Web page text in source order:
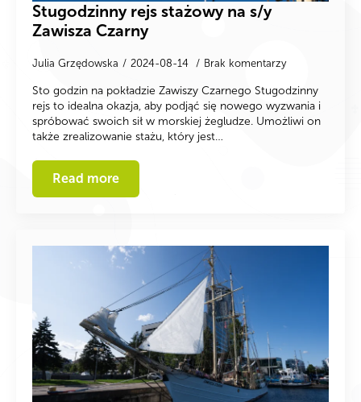
Stugodzinny rejs stażowy na s/y
Zawisza Czarny
Julia Grzędowska 2024-08-14 Brak komentarzy
Sto godzin na pokładzie Zawiszy Czarnego Stugodzinny
rejs to idealna okazja, aby podjąć się nowego wyzwania i
spróbować swoich sił w morskiej żegludze. Umożliwi on
także zrealizowanie stażu, który jest…
Read more